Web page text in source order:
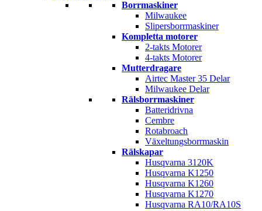
Borrmaskiner
Milwaukee
Slipersborrmaskiner
Kompletta motorer
2-takts Motorer
4-takts Motorer
Mutterdragare
Airtec Master 35 Delar
Milwaukee Delar
Rälsborrmaskiner
Batteridrivna
Cembre
Rotabroach
Växeltungsborrmaskin
Rälskapar
Husqvarna 3120K
Husqvarna K1250
Husqvarna K1260
Husqvarna K1270
Husqvarna RA10/RA10S